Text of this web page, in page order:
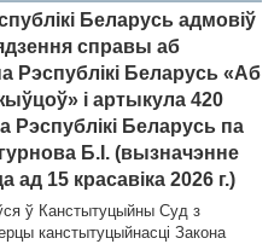
Беларусь адмовіў
справы аб
Рэспублікі Беларусь «Аб
і артыкула 420
Рэспублікі Беларусь па
Б.І. (вызначэнне
15 красавіка 2026 г.)
ў Канстытуцыйны Суд з
канстытуцыйнасці Закона